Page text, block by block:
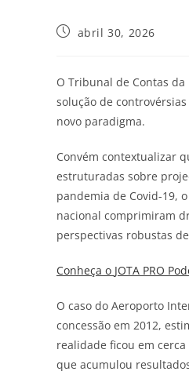
abril 30, 2026
O Tribunal de Contas
solução de
novo paradigma.
Convém contextualizar
estruturadas sobre
pandemia de Covid-19,
nacional comprimiram
perspectivas robustas
Conheça o JOTA PRO
O caso do Aeroporto
concessão em 2012,
realidade ficou em
que acumulou